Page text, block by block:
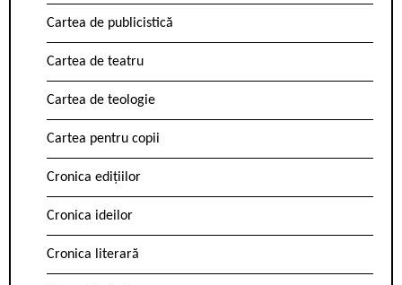
Cartea de publicistică
Cartea de teatru
Cartea de teologie
Cartea pentru copii
Cronica edițiilor
Cronica ideilor
Cronica literară